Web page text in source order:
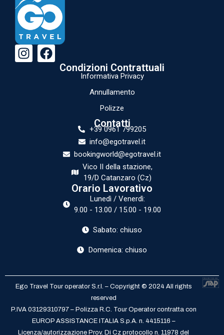
Condizioni Contrattuali
Informativa Privacy
Annullamento
Polizze
Contatti
+39 0961 799205
info@egotravel.it
bookingworld@egotravel.it
Vico II della stazione,
19/D Catanzaro (Cz)
Orario Lavorativo
Lunedì / Venerdì:
9.00 - 13.00 / 15.00 - 19.00
Sabato: chiuso
Domenica: chiuso
Ego Travel Tour operator S.r.l. – Copyright © 2024 All rights
reserved
P.IVA 03129310797 – Polizza R.C. Tour Operator contratta con
EUROP ASSISTANCE ITALIA S.p.A. n. 4415116 –
Licenza/autorizzazione Prov. Di Cz protocollo n. 11978 del